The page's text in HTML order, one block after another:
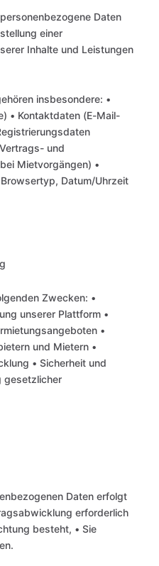
Daten
einer
Inhalte und Leistungen
insbesondere: •
• Kontaktdaten (E-Mail-
und
Mietvorgängen) •
Datum/Uhrzeit
Zwecken: •
unserer Plattform •
•
und Mietern •
• Sicherheit und
gesetzlicher
Daten erfolgt
erforderlich
besteht, • Sie